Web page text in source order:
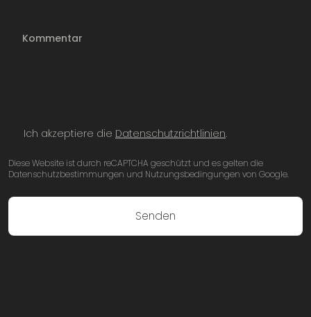
Ich akzeptiere die Datenschutzrichtlinien.
Diese Website ist durch reCAPTCHA geschützt und es gelten die
Datenschutzbestimmungen und Nutzungsbedingungen von Google.
Senden